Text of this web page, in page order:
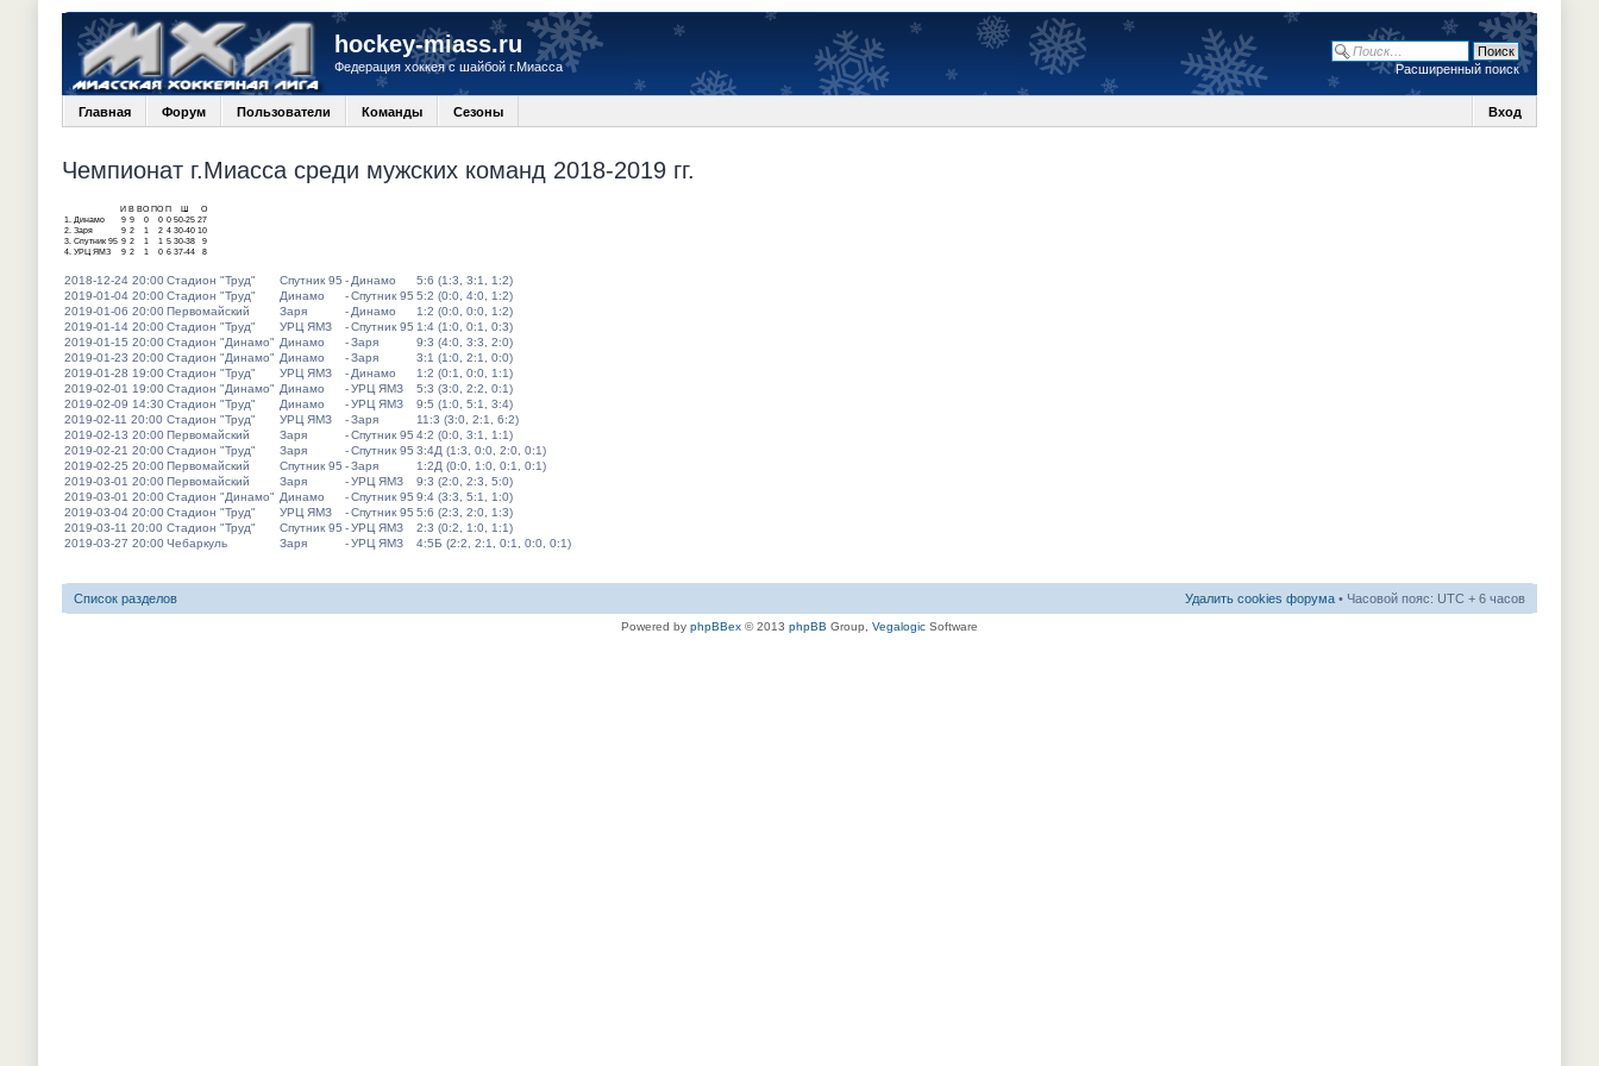
hockey-miass.ru
Федерация хоккея с шайбой г.Миасса Расширенный поиск
Главная Форум Пользователи Команды Сезоны Вход
Чемпионат г.Миасса среди мужских команд 2018-2019 гг.
И В ВО ПО П
О
1.
Динамо 9 9 0 0 0 50-25 27
2. Заря 9 2 1 2 4 30-40 10
3. Спутник 95 9 2 1 1 5 30-38
9
4. УРЦ ЯМЗ 9 2 1 0 6 37-44 8
2018-12-24 20:00Стадион "Труд" Спутник 95 - Динамо
5:6 (1:3, 3:1, 1:2)
2019-01-04 20:00Стадион "Труд" Динамо -Спутник 95 5:2 (0:0, 4:0, 1:2)
2019-01-06 20:00Первомайский Заря - Динамо
1:2 (0:0, 0:0, 1:2)
2019-01-14 20:00Стадион "Труд" УРЦ ЯМЗ -Спутник 95 1:4 (1:0, 0:1, 0:3)
2019-01-15 20:00Стадион "Динамо" Динамо -Заря
9:3 (4:0, 3:3, 2:0)
2019-01-23 20:00Стадион "Динамо" Динамо -Заря
3:1 (1:0, 2:1, 0:0)
2019-01-28 19:00Стадион "Труд" УРЦ ЯМЗ - Динамо
1:2 (0:1, 0:0, 1:1)
2019-02-01 19:00Стадион "Динамо" Динамо -УРЦ ЯМЗ
5:3 (3:0, 2:2, 0:1)
2019-02-09 14:30Стадион "Труд" Динамо -УРЦ ЯМЗ
9:5 (1:0, 5:1, 3:4)
2019-02-11 20:00 Стадион "Труд" УРЦ ЯМЗ -Заря
11:3 (3:0, 2:1, 6:2)
2019-02-13 20:00Первомайский Заря -Спутник 95 4:2 (0:0, 3:1, 1:1)
2019-02-21 20:00Стадион "Труд" Заря -Спутник 95 3:4Д (1:3, 0:0, 2:0, 0:1)
2019-02-25 20:00Первомайский Спутник 95 -Заря
1:2Д (0:0, 1:0, 0:1, 0:1)
2019-03-01 20:00Первомайский Заря -УРЦ ЯМЗ
9:3 (2:0, 2:3, 5:0)
2019-03-01 20:00Стадион "Динамо" Динамо -Спутник 95 9:4 (3:3, 5:1, 1:0)
2019-03-04 20:00Стадион "Труд" УРЦ ЯМЗ -Спутник 95 5:6 (2:3, 2:0, 1:3)
2019-03-11 20:00 Стадион "Труд" Спутник 95 -УРЦ ЯМЗ
2:3 (0:2, 1:0, 1:1)
2019-03-27 20:00Чебаркуль Заря -УРЦ ЯМЗ 4:5Б (2:2, 2:1, 0:1, 0:0, 0:1)
Список разделов Удалить cookies форума • Часовой пояс: UTC + 6 часов
Powered by phpBBex © 2013 phpBB Group, Vegalogic Software